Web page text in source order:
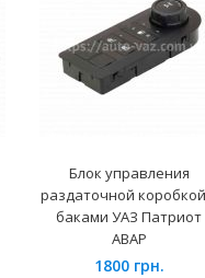
Блок управления
раздаточной
баками УАЗ Патриот
АВАР
1800 грн.